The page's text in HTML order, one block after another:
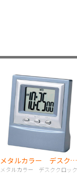
メタルカラー デスククロック
メタルカラー デスククロック